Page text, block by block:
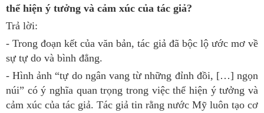
thể hiện ý tưởng và cảm xúc của tác giả?
Trả lời:
- Trong đoạn kết của văn bản, tác giả đã bộc lộ ước mơ về
sự tự do và bình đẳng.
- Hình ảnh “tự do ngân vang từ những đỉnh đồi, […] ngọn
núi” có ý nghĩa quan trọng trong việc thể hiện ý tưởng và
cảm xúc của tác giả. Tác giả tin rằng nước Mỹ luôn tạo cơ